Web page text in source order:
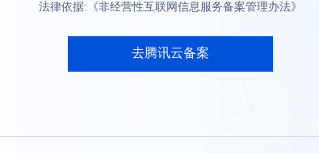
法律依据:《非经营性互联网信息服务备案管理办法》
去腾讯云备案